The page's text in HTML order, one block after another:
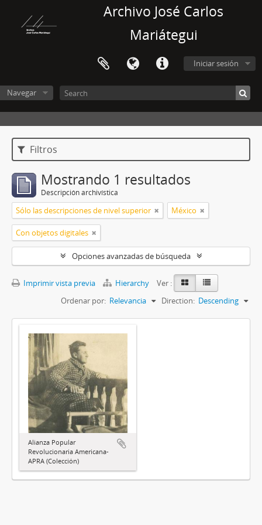
Archivo José Carlos
Mariátegui
Iniciar sesión
Navegar
Filtros
Mostrando 1 resultados
Descripción archivística
Sólo las descripciones de nivel superior México
Con objetos digitales
Opciones avanzadas de búsqueda
Imprimir vista previa Hierarchy
Ver :
Ordenar por: Relevancia Direction: Descending
Alianza Popular
Revolucionaria Americana-
APRA (Colección)